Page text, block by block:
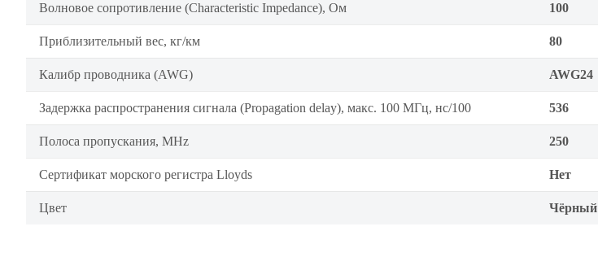
Волновое сопротивление (Characteristic Impedance), Ом 100
Приблизительный вес, кг/км 80
Калибр проводника (AWG) AWG24
Задержка распространения сигнала (Propagation delay), макс. 100 МГц, нс/100 536
Полоса пропускания, MHz 250
Сертификат морского регистра Lloyds Нет
Цвет Чёрный